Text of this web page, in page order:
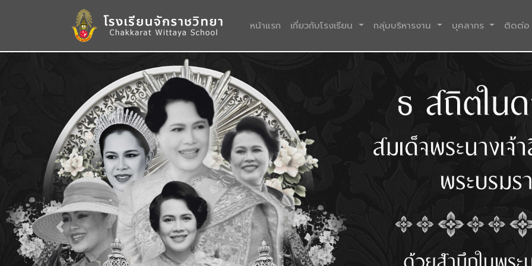
หน้าแรก (current)
เกี่ยวกับโรงเรียน กลุ่มบริหารงาน บุคลากร ติดต่อ
Previous